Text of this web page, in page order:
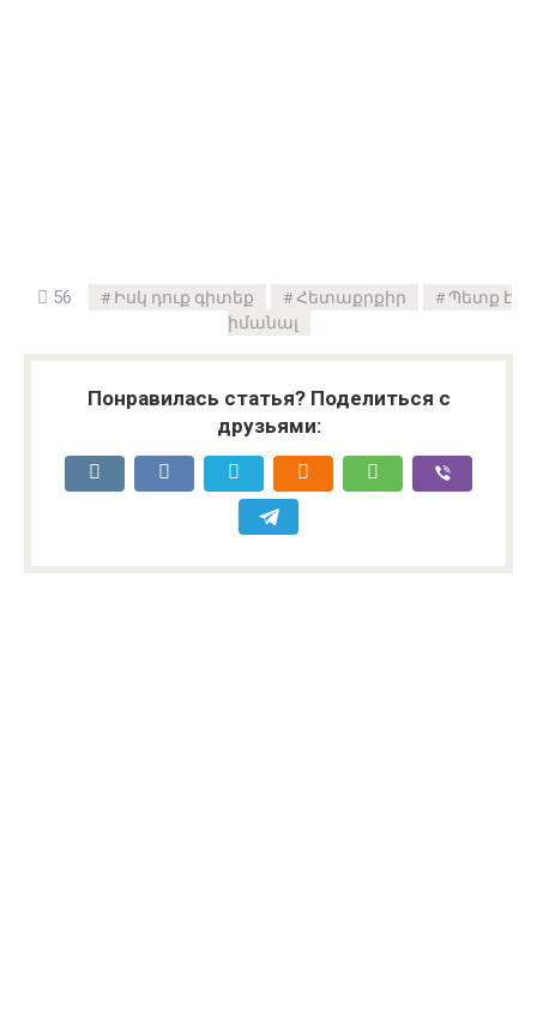
56 Իսկ դուք գիտեք Հետաքրքիր
Պետք է
իմանալ
Понравилась статья? Поделиться с
друзьями: